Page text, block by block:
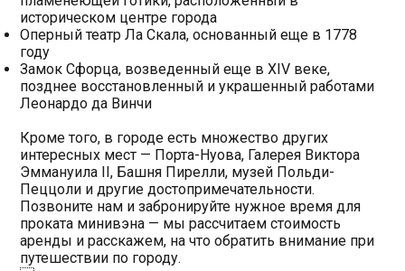
историческом центре города
Оперный театр Ла Скала, основанный еще в 1778
году
Замок Сфорца, возведенный еще в XIV веке,
позднее восстановленный и украшенный работами
Леонардо да Винчи
Кроме того, в городе есть множество других
интересных мест — Порта-Нуова, Галерея Виктора
Эммануила II, Башня Пирелли, музей Польди-
Пеццоли и другие достопримечательности.
Позвоните нам и забронируйте нужное время для
проката минивэна — мы рассчитаем стоимость
аренды и расскажем, на что обратить внимание при
путешествии по городу.